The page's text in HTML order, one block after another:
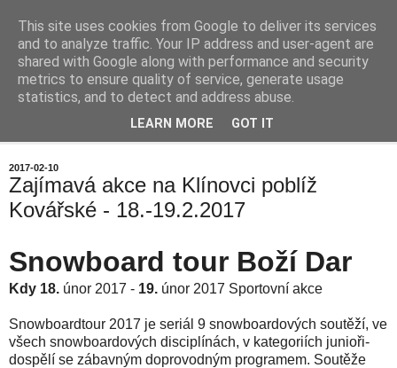
Chalupa na horách
2017-02-10
Zajímavá akce na Klínovci poblíž
Kovářské - 18.-19.2.2017
Snowboard tour Boží Dar
Kdy 18. únor 2017 - 19. únor 2017 Sportovní akce
Snowboardtour 2017 je seriál 9 snowboardových soutěží, ve
všech snowboardových disciplínách, v kategoriích junioři-
dospělí se zábavným doprovodným programem. Soutěže
This site uses cookies from Google to deliver its services
and to analyze traffic. Your IP address and user-agent are
shared with Google along with performance and security
metrics to ensure quality of service, generate usage
statistics, and to detect and address abuse.
LEARN MORE GOT IT